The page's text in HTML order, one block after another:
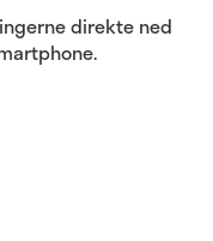
direkte ned